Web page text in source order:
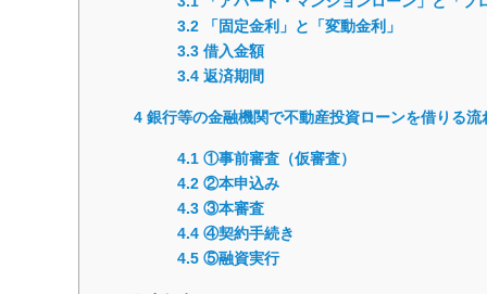
3.2 「固定金利」と「変動金利」
3.3 借入金額
3.4 返済期間
4 銀行等の金融機関で不動産投資ローンを借りる流
4.1 ①事前審査（仮審査）
4.2 ②本申込み
4.3 ③本審査
4.4 ④契約手続き
4.5 ⑤融資実行